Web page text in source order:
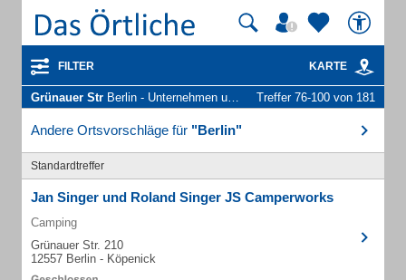
FILTER KARTE
Grünauer Str Berlin - Unternehmen und Personen Treffer 76-100 von 181
Andere Ortsvorschläge für "Berlin"
Standardtreffer
Jan Singer und Roland Singer JS Camperworks
Camping
Grünauer Str. 210
12557 Berlin - Köpenick